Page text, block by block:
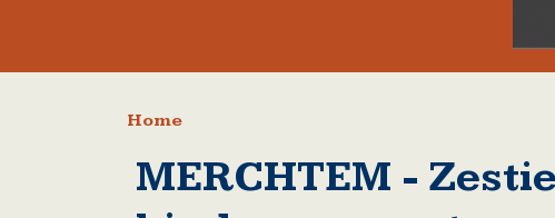
Kruimelpad
Home
MERCHTEM -